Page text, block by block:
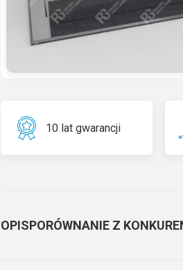
10 lat gwarancji
OPISPORÓWNANIE Z